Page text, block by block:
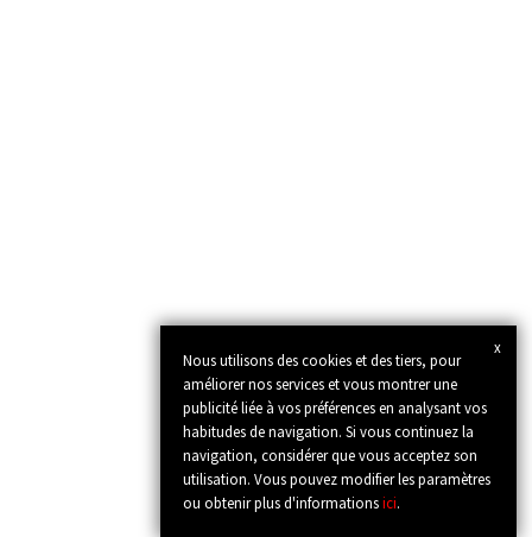
x
Nous utilisons des cookies et des tiers, pour
améliorer nos services et vous montrer une
publicité liée à vos préférences en analysant vos
habitudes de navigation. Si vous continuez la
navigation, considérer que vous acceptez son
utilisation. Vous pouvez modifier les paramètres
ou obtenir plus d'informationsici.